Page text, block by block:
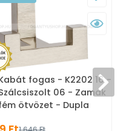
fogas - K2202 16 -
06 - Zamak
ötvözet - Dupla